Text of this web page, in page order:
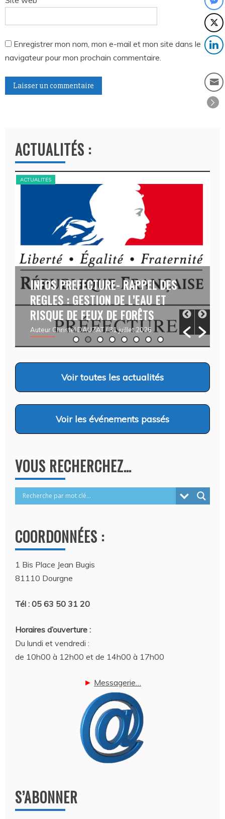
Enregistrer mon nom, mon e-mail et mon site dans le
navigateur pour mon prochain commentaire.
ACTUALITÉS :
ACTUALITÉS
INFOS PREFECTURE- RAPPEL DES
REGLES : GESTION DE L’EAU ET
RISQUE DE FEUX DE FORÊTS
Auteur Christel DAUZAT/ 31 juillet 2026
Voirtoutes les actualités
Voir les événements passés
VOUS RECHERCHEZ…
COORDONNÉES :
1 Bis Place Jean Bugis
81110 Dourgne
Tél : 05 63 50 31 20
Horaires d’ouverture :
Du lundi et vendredi :
de 10h00 à 12h00 et de 14h00 à 17h00
► Messagerie…
S’ABONNER